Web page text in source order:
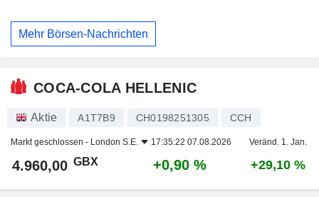
Mehr Börsen-Nachrichten
COCA-COLA HELLENIC
Aktie A1T7B9 CH0198251305 CCH
Markt geschlossen - London S.E. 17:35:22 07.08.2026 Veränd. 1. Jan.
4.960,00 GBX +0,90 % +29,10 %